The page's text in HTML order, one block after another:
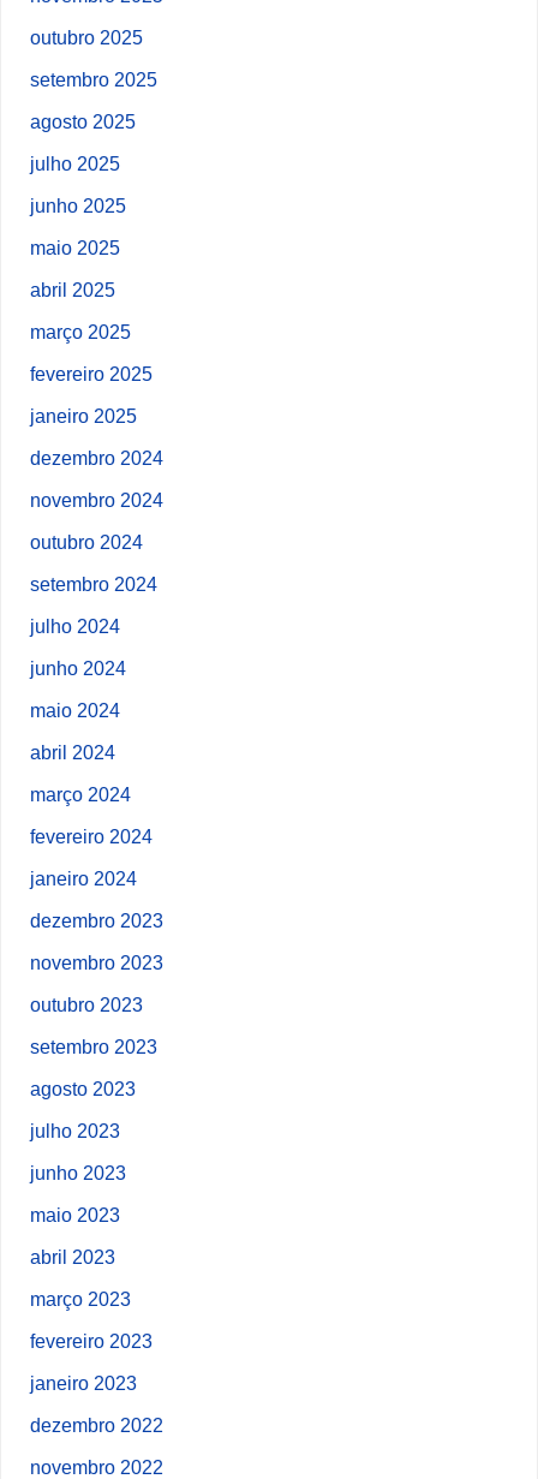
outubro 2025
setembro 2025
agosto 2025
julho 2025
junho 2025
maio 2025
abril 2025
março 2025
fevereiro 2025
janeiro 2025
dezembro 2024
novembro 2024
outubro 2024
setembro 2024
julho 2024
junho 2024
maio 2024
abril 2024
março 2024
fevereiro 2024
janeiro 2024
dezembro 2023
novembro 2023
outubro 2023
setembro 2023
agosto 2023
julho 2023
junho 2023
maio 2023
abril 2023
março 2023
fevereiro 2023
janeiro 2023
dezembro 2022
novembro 2022